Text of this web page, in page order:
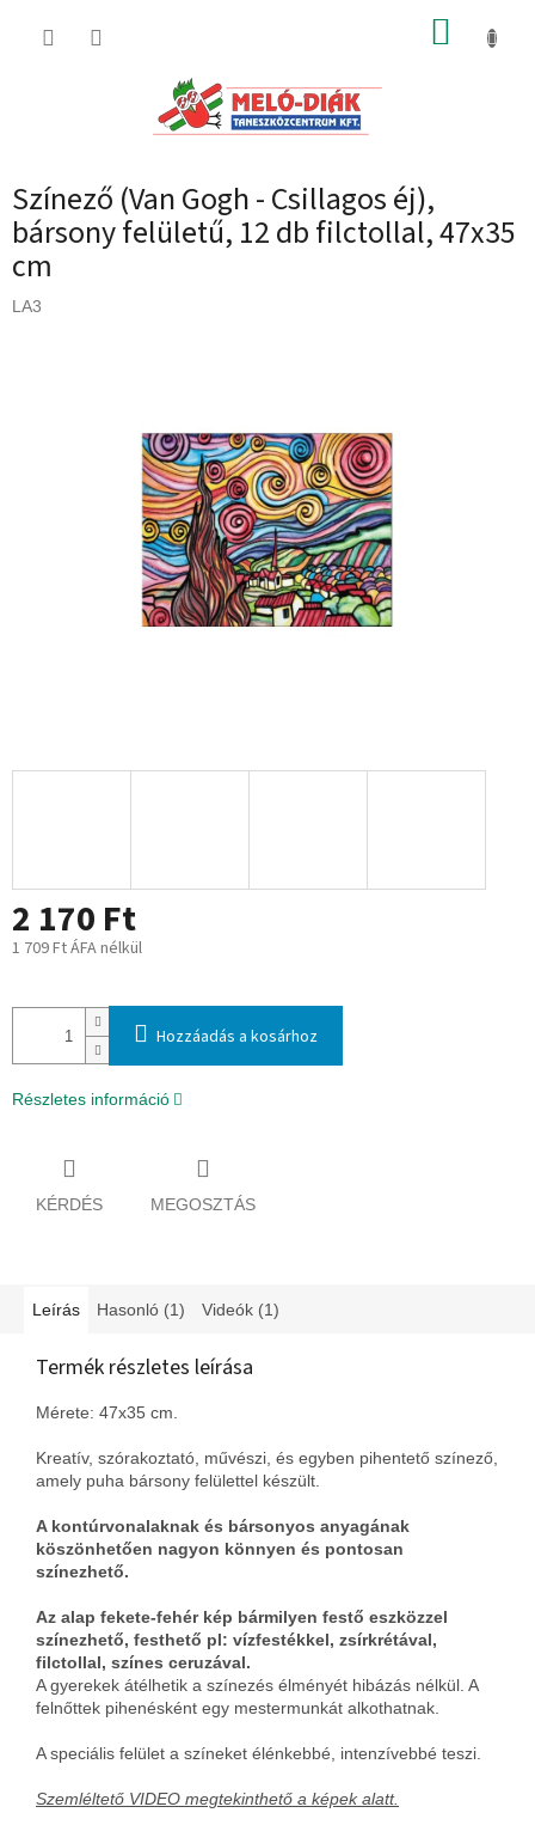
KOSÁR
Színező (Van Gogh - Csillagos éj),
bársony felületű, 12 db filctollal, 47x35
cm
LA3
2 170 Ft
1 709 Ft ÁFA nélkül
Hozzáadás a kosárhoz
Részletes információ
KÉRDÉS MEGOSZTÁS
Leírás Hasonló (1) Videók (1)
Termék részletes leírása
Mérete: 47x35 cm.
Kreatív, szórakoztató, művészi, és egyben pihentető színező,
amely puha bársony felülettel készült.
A kontúrvonalaknak és bársonyos anyagának
köszönhetően nagyon könnyen és pontosan
színezhető.
Az alap fekete-fehér kép bármilyen festő eszközzel
színezhető, festhető pl: vízfestékkel, zsírkrétával,
filctollal, színes ceruzával.
A gyerekek átélhetik a színezés élményét hibázás nélkül. A
felnőttek pihenésként egy mestermunkát alkothatnak.
A speciális felület a színeket élénkebbé, intenzívebbé teszi.
Szemléltető VIDEO megtekinthető a képek alatt.